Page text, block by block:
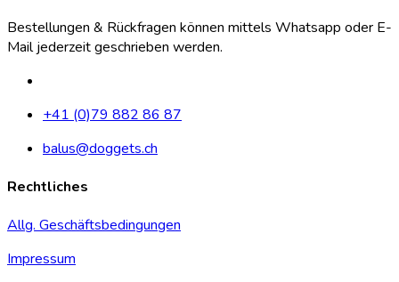
Bestellungen & Rückfragen können mittels Whatsapp oder E-
Mail jederzeit geschrieben werden.
+41 (0)79 882 86 87
balus@doggets.ch
Rechtliches
Allg. Geschäftsbedingungen
Impressum